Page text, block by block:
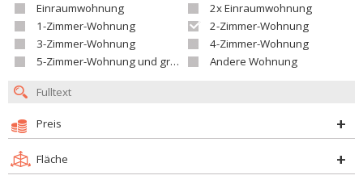
Einraumwohnung
2x Einraumwohnung
1-Zimmer-Wohnung
2-Zimmer-Wohnung
3-Zimmer-Wohnung
4-Zimmer-Wohnung
5-Zimmer-Wohnung und größer
Andere Wohnung
Preis
Fläche